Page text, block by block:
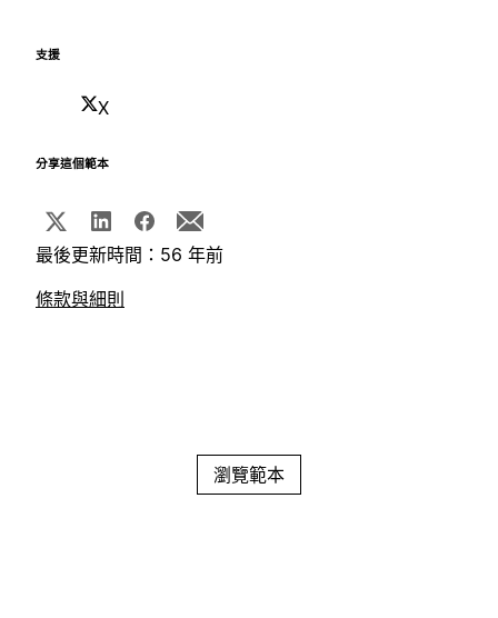
支援
X
分享這個範本
最後更新時間：56 年前
條款與細則
瀏覽範本